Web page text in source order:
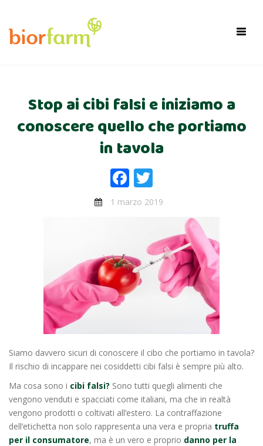
Stop ai cibi falsi e iniziamo a
conoscere quello che portiamo
in tavola
Facebook
1 marzo 2019
Siamo davvero sicuri di conoscere il cibo che portiamo in tavola?
Il rischio di incappare nei cosiddetti cibi falsi è sempre più alto.
Ma cosa sono i cibi falsi? Sono tutti quegli alimenti che
vengono venduti e spacciati come italiani, ma che in realtà
vengono prodotti o coltivati all’estero. La contraffazione
dell’etichetta non solo rappresenta una vera e propria truffa
per il consumatore, ma è un vero e proprio danno per la